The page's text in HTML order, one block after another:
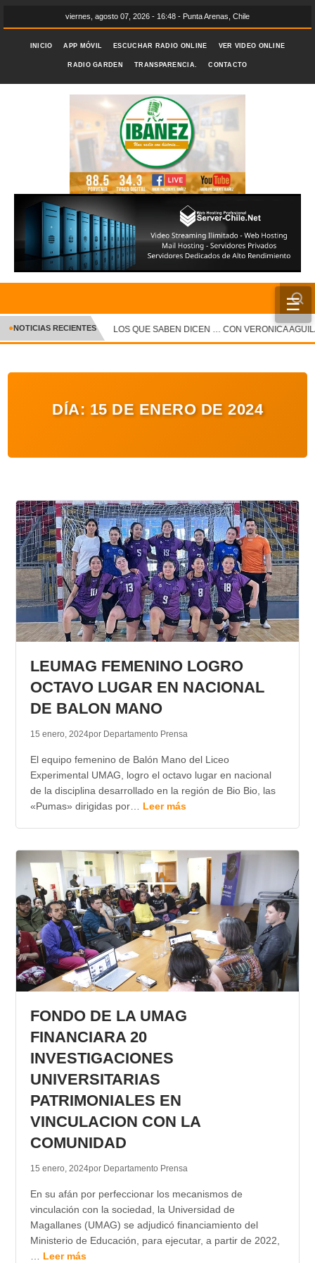
viernes, agosto 07, 2026 - 16:48 - Punta Arenas, Chile
INICIO APP MÓVIL ESCUCHAR RADIO ONLINE VER VIDEO ONLINE
RADIO GARDEN TRANSPARENCIA. CONTACTO
☰
INICIO
CRÓNICA
ENTRETENIMIENTO Y CULTURA
AUDIOS
VIDEOS
GALERIA DE FOTOS
APP MÓVIL
NOTICIAS RECIENTES LOS QUE SABEN DICEN … CON VERONICA
DÍA: 15 DE ENERO DE 2024
LEUMAG FEMENINO LOGRO
OCTAVO LUGAR EN NACIONAL
DE BALON MANO
15 enero, 2024por Departamento Prensa
El equipo femenino de Balón Mano del Liceo
Experimental UMAG, logro el octavo lugar en nacional
de la disciplina desarrollado en la región de Bio Bio, las
«Pumas» dirigidas por… Leer más
FONDO DE LA UMAG
FINANCIARA 20
INVESTIGACIONES
UNIVERSITARIAS
PATRIMONIALES EN
VINCULACION CON LA
COMUNIDAD
15 enero, 2024por Departamento Prensa
En su afán por perfeccionar los mecanismos de
vinculación con la sociedad, la Universidad de
Magallanes (UMAG) se adjudicó financiamiento del
Ministerio de Educación, para ejecutar, a partir de 2022,
… Leer más